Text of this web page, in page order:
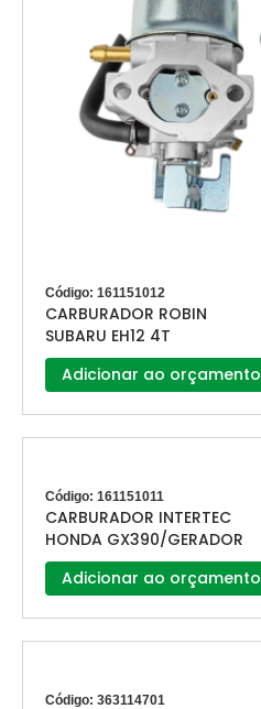
Código: 161151012
CARBURADOR ROBIN
SUBARU EH12 4T
Adicionar ao orçamento
Código: 161151011
CARBURADOR INTERTEC
HONDA GX390/GERADOR
Adicionar ao orçamento
Código: 363114701